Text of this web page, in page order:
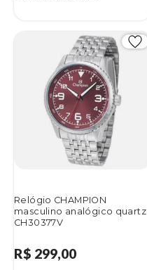
Relógio CHAMPION
masculino analógico quartz
CH30377V
R$ 299,00